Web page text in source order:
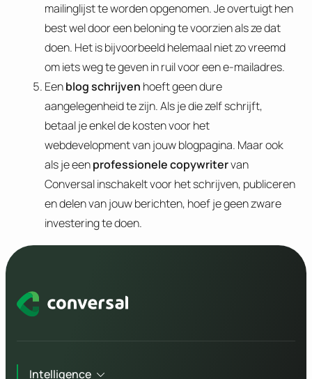
mailinglijst te worden opgenomen. Je overtuigt hen
best wel door een beloning te voorzien als ze dat
doen. Het is bijvoorbeeld helemaal niet zo vreemd
om iets weg te geven in ruil voor een e-mailadres.
Eenblog schrijven hoeft geen dure
aangelegenheid te zijn. Als je die zelf schrijft,
betaal je enkel de kosten voor het
webdevelopment van jouw blogpagina. Maar ook
als je eenprofessionele copywritervan
Conversal inschakelt voor het schrijven, publiceren
en delen van jouw berichten, hoef je geen zware
investering te doen.
Intelligence